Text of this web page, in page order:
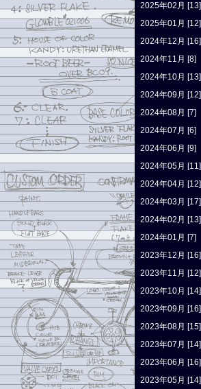
2025年02月 [13]
2025年01月 [12]
2024年12月 [16]
2024年11月 [8]
2024年10月 [13]
2024年09月 [12]
2024年08月 [7]
2024年07月 [6]
2024年06月 [9]
2024年05月 [11]
2024年04月 [12]
2024年03月 [17]
2024年02月 [13]
2024年01月 [7]
2023年12月 [16]
2023年11月 [12]
2023年10月 [14]
2023年09月 [16]
2023年08月 [15]
2023年07月 [14]
2023年06月 [16]
2023年05月 [14]